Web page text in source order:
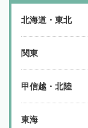
北海道・東北
関東
甲信越・北陸
東海